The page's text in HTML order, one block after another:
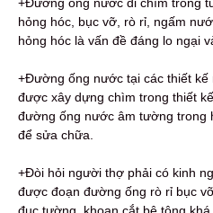
hỏng hóc, bục vỡ, rò rỉ, ngấm
hỏng hóc là vấn đề đáng lo ngại
+Đường ống nước tại các thiết kế
được xây dựng chìm trong thiết
đường ống nước âm tường trong
để sửa chữa.
+Đòi hỏi người thợ phải có kinh
được đoạn đường ống rò rỉ bục
đục tường, khoan cắt bê tông